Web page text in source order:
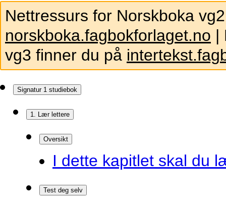
Nettressurs for Norskboka
norskboka.fagbokforlaget.no |
vg3 finner du på
Signatur 1 studiebok
1. Lær lettere
Oversikt
I dette kapitlet skal du
Test deg selv